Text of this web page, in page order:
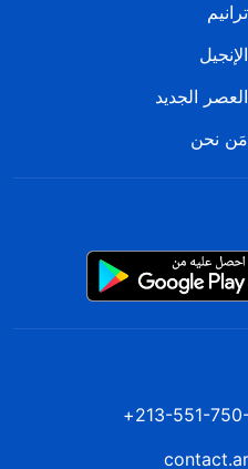
ترانيم
الإنجيل
العصر الجديد
مَن نحن